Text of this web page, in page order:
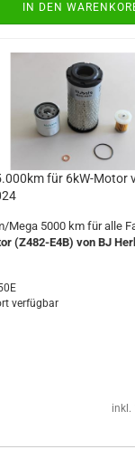
IN DEN
für 6kW-Motor
Mega 5000 km für alle
(Z482-E4B) von BJ
verfügbar
inkl.